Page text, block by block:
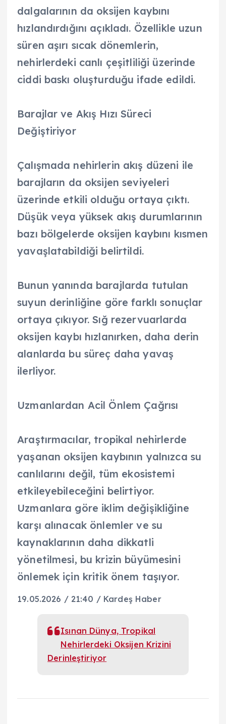
dalgalarının da oksijen kaybını
hızlandırdığını açıkladı. Özellikle uzun
süren aşırı sıcak dönemlerin,
nehirlerdeki canlı çeşitliliği üzerinde
ciddi baskı oluşturduğu ifade edildi.
Barajlar ve Akış Hızı Süreci
Değiştiriyor
Çalışmada nehirlerin akış düzeni ile
barajların da oksijen seviyeleri
üzerinde etkili olduğu ortaya çıktı.
Düşük veya yüksek akış durumlarının
bazı bölgelerde oksijen kaybını kısmen
yavaşlatabildiği belirtildi.
Bunun yanında barajlarda tutulan
suyun derinliğine göre farklı sonuçlar
ortaya çıkıyor. Sığ rezervuarlarda
oksijen kaybı hızlanırken, daha derin
alanlarda bu süreç daha yavaş
ilerliyor.
Uzmanlardan Acil Önlem Çağrısı
Araştırmacılar, tropikal nehirlerde
yaşanan oksijen kaybının yalnızca su
canlılarını değil, tüm ekosistemi
etkileyebileceğini belirtiyor.
Uzmanlara göre iklim değişikliğine
karşı alınacak önlemler ve su
kaynaklarının daha dikkatli
yönetilmesi, bu krizin büyümesini
önlemek için kritik önem taşıyor.
19.05.2026 / 21:40 / Kardeş Haber
Isınan Dünya, Tropikal
Nehirlerdeki Oksijen Krizini
Derinleştiriyor